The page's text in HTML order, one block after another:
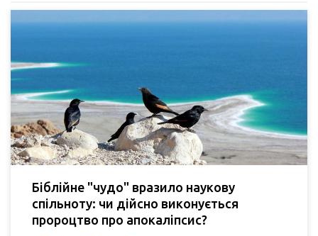
Біблійне "чудо" вразило наукову
спільноту: чи дійсно виконується
пророцтво про апокаліпсис?